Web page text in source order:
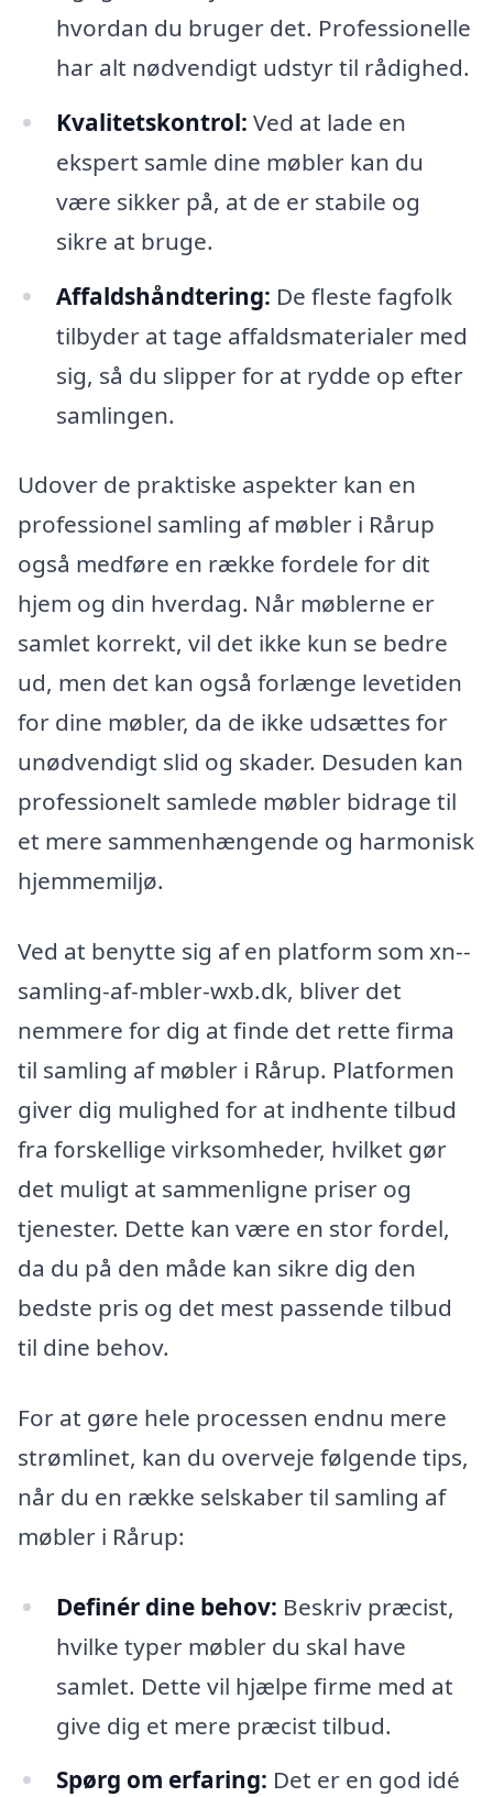
hvordan du bruger det. Professionelle
har alt nødvendigt udstyr til rådighed.
Kvalitetskontrol: Ved at lade en
ekspert samle dine møbler kan du
være sikker på, at de er stabile og
sikre at bruge.
Affaldshåndtering: De fleste fagfolk
tilbyder at tage affaldsmaterialer med
sig, så du slipper for at rydde op efter
samlingen.
Udover de praktiske aspekter kan en
professionel samling af møbler i Rårup
også medføre en række fordele for dit
hjem og din hverdag. Når møblerne er
samlet korrekt, vil det ikke kun se bedre
ud, men det kan også forlænge levetiden
for dine møbler, da de ikke udsættes for
unødvendigt slid og skader. Desuden kan
professionelt samlede møbler bidrage til
et mere sammenhængende og harmonisk
hjemmemiljø.
Ved at benytte sig af en platform som xn--
samling-af-mbler-wxb.dk, bliver det
nemmere for dig at finde det rette firma
til samling af møbler i Rårup. Platformen
giver dig mulighed for at indhente tilbud
fra forskellige virksomheder, hvilket gør
det muligt at sammenligne priser og
tjenester. Dette kan være en stor fordel,
da du på den måde kan sikre dig den
bedste pris og det mest passende tilbud
til dine behov.
For at gøre hele processen endnu mere
strømlinet, kan du overveje følgende tips,
når du en række selskaber til samling af
møbler i Rårup:
Definér dine behov: Beskriv præcist,
hvilke typer møbler du skal have
samlet. Dette vil hjælpe firme med at
give dig et mere præcist tilbud.
Spørg om erfaring: Det er en god idé